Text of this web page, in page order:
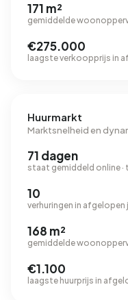
171 m²
gemiddelde
€275.000
laagste verkoopprijs in
Huurmarkt
Marktsnelheid en
71 dagen
staat gemiddeld online ·
10
verhuringen in afgelopen
168 m²
gemiddelde
€1.100
laagste huurprijs in